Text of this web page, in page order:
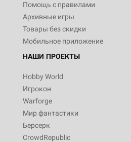
Помощь с правилами
Архивные игры
Товары без скидки
Мобильное приложение
НАШИ ПРОЕКТЫ
Hobby World
Игрокон
Warforge
Мир фантастики
Берсерк
CrowdRepublic